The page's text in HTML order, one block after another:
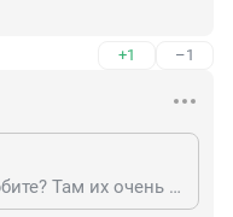
+1 –1
Какие бдсм практики вы любите? Там их очень много. Например связывание, наручники, шибари, шлепки, порка, лед, воск, перышки, щекотка, трамплинг, то есть когда женщина ходит по мужчине, футфетиш, бутфетиш, иглоукалывания, укусы, царапания, ролевые игры, предполагающие подчинение и доминирование (учитель, врач, полицейский, дрессировщик), фистинг, контроль оргазма партнера, игры с дыханием, завязывание глаз, использование кляпов и другое. Что из этого вам нравится?